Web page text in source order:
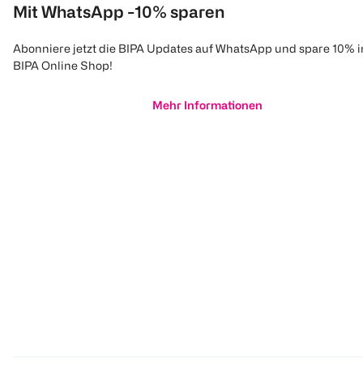
Mit WhatsApp -10% sparen
Abonniere jetzt die BIPA Updates auf WhatsApp und spare 10%
BIPA Online Shop!
Mehr Informationen